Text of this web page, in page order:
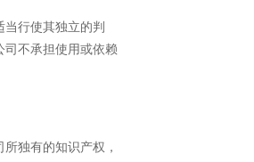
行使其独立的判
司不承担使用或依赖
独有的知识产权，